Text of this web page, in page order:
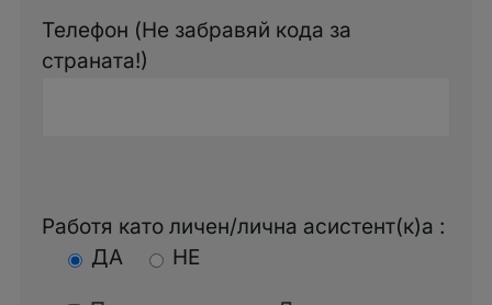
Телефон (Не забравяй кода за
страната!)
Работя като личен/лична асистент(к)а :
ДА
НЕ